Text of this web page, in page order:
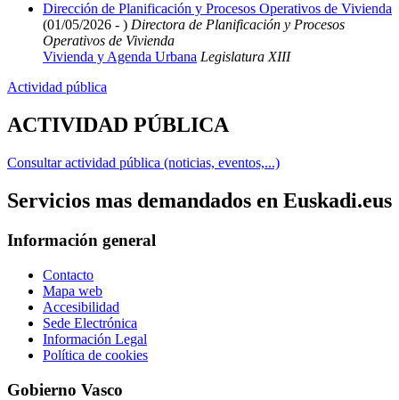
Dirección de Planificación y Procesos Operativos de Vivienda
(01/05/2026 - ) Directora de Planificación y Procesos
Operativos de Vivienda
Vivienda y Agenda Urbana Legislatura XIII
Actividad pública
ACTIVIDAD PÚBLICA
Consultar actividad pública (noticias, eventos,...)
Servicios mas demandados en Euskadi.eus
Información general
Contacto
Mapa web
Accesibilidad
Sede Electrónica
Información Legal
Política de cookies
Gobierno Vasco